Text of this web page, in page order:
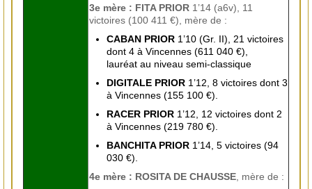
3e mère : FITA PRIOR 1’14 (a6v), 11
victoires (100 411 €), mère de :
CABAN PRIOR 1’10 (Gr. II), 21 victoires
dont 4 à Vincennes (611 040 €),
lauréat au niveau semi-classique
DIGITALE PRIOR 1’12, 8 victoires dont 3
à Vincennes (155 100 €).
RACER PRIOR 1’12, 12 victoires dont 2
à Vincennes (219 780 €).
BANCHITA PRIOR 1’14, 5 victoires (94
030 €).
4e mère : ROSITA DE CHAUSSE, mère de :